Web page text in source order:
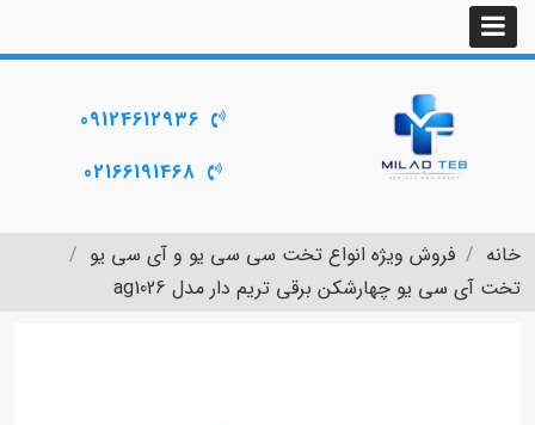
09124612936
02166191468
خانه
فروش ویژه انواع تخت سی سی یو و آی سی یو
تخت آی سی یو چهارشکن برقی تریم دار مدل ag1026